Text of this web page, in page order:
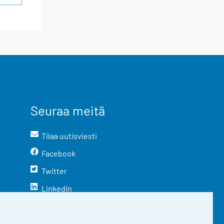
Seuraa meitä
Tilaa uutisviesti
Facebook
Twitter
LinkedIn